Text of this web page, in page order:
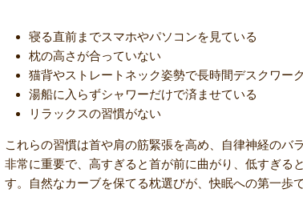
寝る直前までスマホやパソコンを見ている
枕の高さが合っていない
猫背やストレートネック姿勢で長時間デスクワー
湯船に入らずシャワーだけで済ませている
リラックスの習慣がない
これらの習慣は首や肩の筋緊張を高め、自律神経のバ
非常に重要で、高すぎると首が前に曲がり、低すぎる
す。自然なカーブを保てる枕選びが、快眠への第一歩で